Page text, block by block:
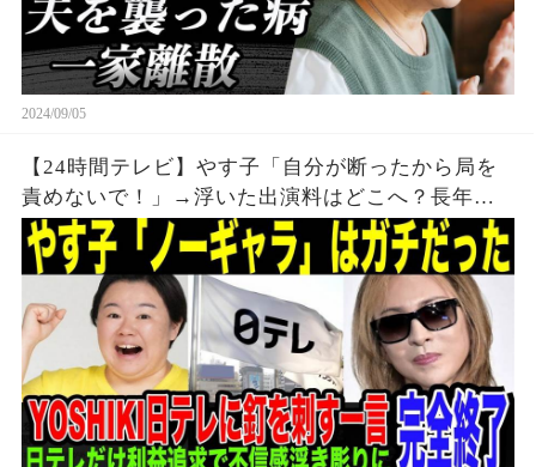
2024/09/05
【24時間テレビ】やす子「自分が断ったから局を
責めないで！」→浮いた出演料はどこへ？長年の
協力の末の日テレの裏切りにYOSHIKIが生放送中
にまさかの一言。チャリティー番組で利益追求続
けた局の末路とは